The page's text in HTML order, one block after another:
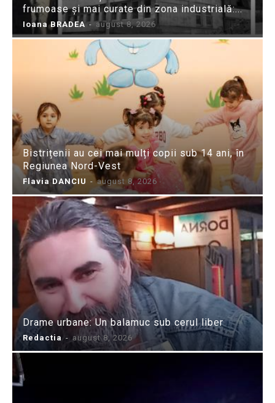
frumoase și mai curate din zona industrială:...
Ioana BRADEA - august 8, 2026
Bistrițenii au cei mai mulți copii sub 14 ani, în
Regiunea Nord-Vest
Flavia DANCIU - august 8, 2026
Drame urbane: Un balamuc sub cerul liber
Redactia - august 8, 2026